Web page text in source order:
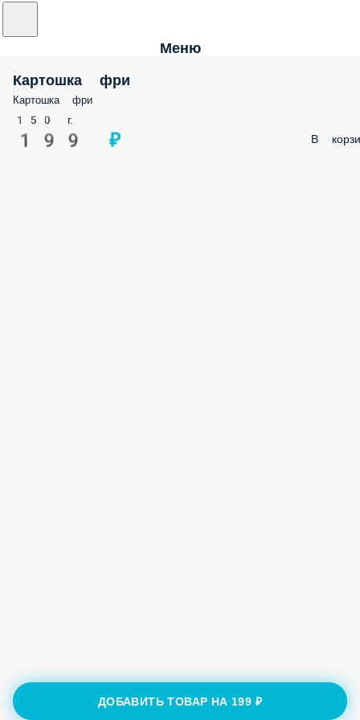
Меню
Картошка фри
Картошка фри
150 г.
199 ₽ В
ДОБАВИТЬ ТОВАР НА 199 ₽